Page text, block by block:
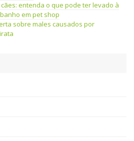
entenda o que pode ter levado à
em pet shop
sobre males causados por